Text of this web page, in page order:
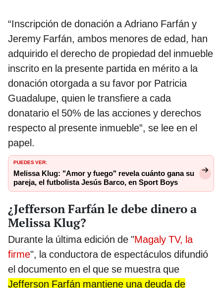
“Inscripción de donación a Adriano Farfán y
Jeremy Farfán, ambos menores de edad, han
adquirido el derecho de propiedad del inmueble
inscrito en la presente partida en mérito a la
donación otorgada a su favor por Patricia
Guadalupe, quien le transfiere a cada
donatario el 50% de las acciones y derechos
respecto al presente inmueble”, se lee en el
papel.
PUEDES VER:
Melissa Klug: "Amor y fuego" revela cuánto gana su
pareja, el futbolista Jesús Barco, en Sport Boys
¿Jefferson Farfán le debe dinero a
Melissa Klug?
Durante la última edición de "Magaly TV, la
firme", la conductora de espectáculos difundió
el documento en el que se muestra que
Jefferson Farfán mantiene una deuda de